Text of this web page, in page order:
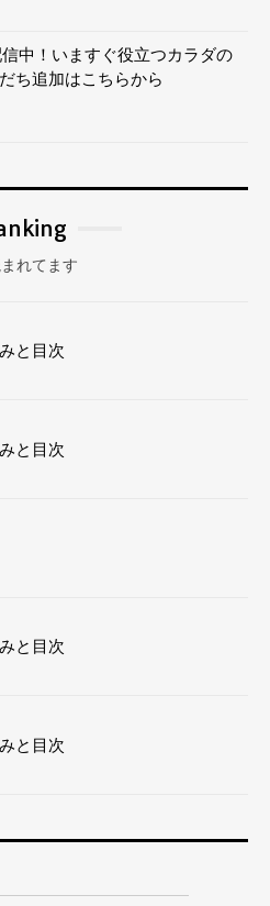
中！いますぐ役立つカラダの
ち追加はこちらから
れてます
と目次
と目次
と目次
と目次